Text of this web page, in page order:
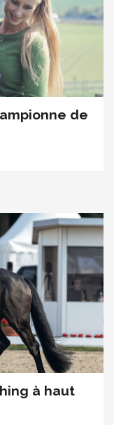
de
à haut